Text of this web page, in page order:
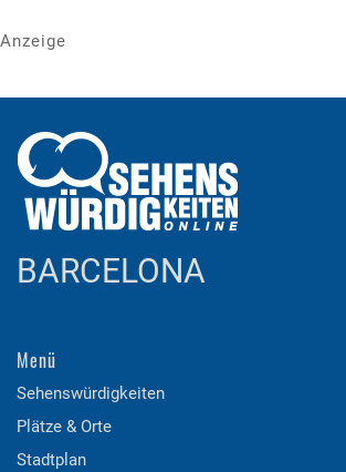
Anzeige
BARCELONA
Menü
Sehenswürdigkeiten
Plätze & Orte
Stadtplan